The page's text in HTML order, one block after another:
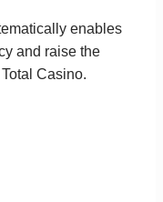
enables
and raise the
Casino.